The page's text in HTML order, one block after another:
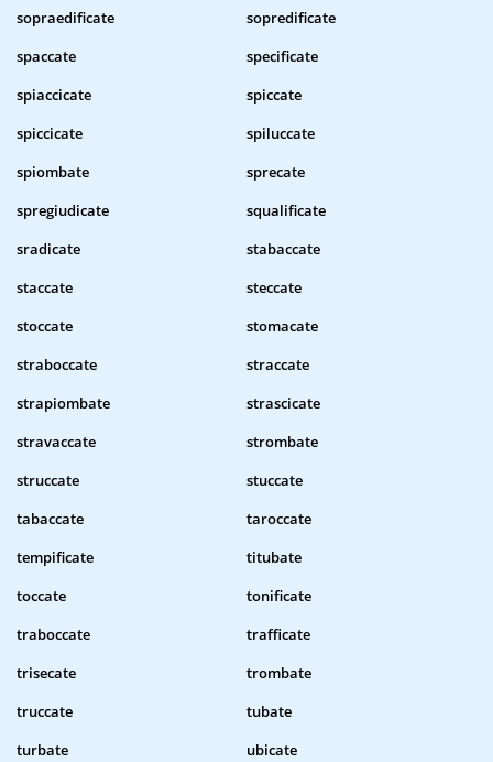
sopraedificate
sopredificate
spaccate
specificate
spiaccicate
spiccate
spiccicate
spiluccate
spiombate
sprecate
spregiudicate
squalificate
sradicate
stabaccate
staccate
steccate
stoccate
stomacate
straboccate
straccate
strapiombate
strascicate
stravaccate
strombate
struccate
stuccate
tabaccate
taroccate
tempificate
titubate
toccate
tonificate
traboccate
trafficate
trisecate
trombate
truccate
tubate
turbate
ubicate